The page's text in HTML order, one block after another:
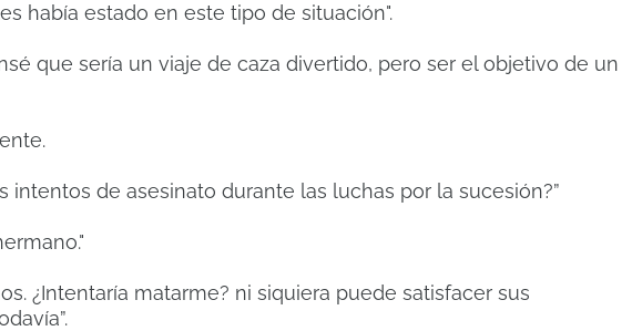
había estado en este tipo de situación".
que sería un viaje de caza divertido, pero ser el objetivo de un
intentos de asesinato durante las luchas por la sucesión?”
¿Intentaría matarme? ni siquiera puede satisfacer sus